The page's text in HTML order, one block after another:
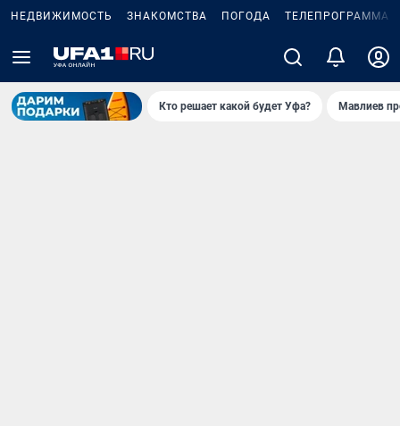
НЕДВИЖИМОСТЬ ЗНАКОМСТВА ПОГОДА ТЕЛЕПРОГРАММА
Кто решает какой будет Уфа? Мавлиев